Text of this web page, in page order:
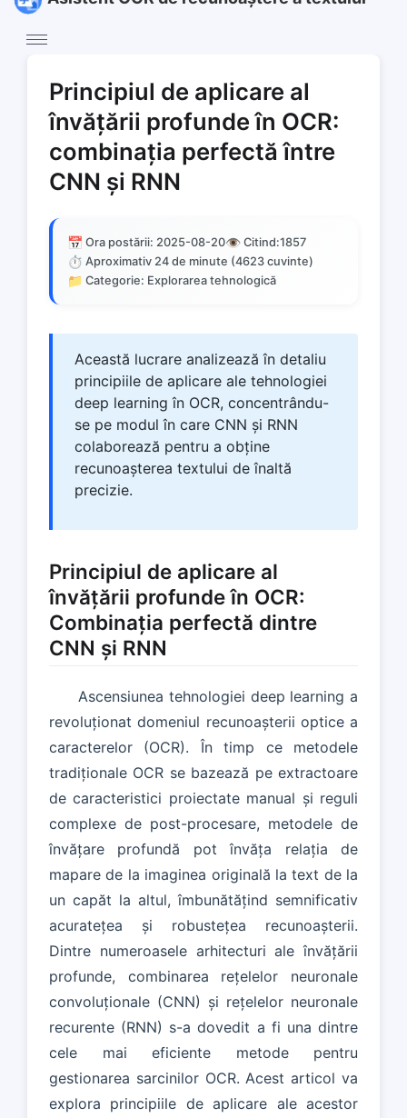
Principiul de aplicare al
învățării profunde în OCR:
combinația perfectă între
CNN și RNN
📅 Ora postării: 2025-08-20👁️ Citind:1857
⏱️ Aproximativ 24 de minute (4623 cuvinte)
📁 Categorie: Explorarea tehnologică
Această lucrare analizează în detaliu
principiile de aplicare ale tehnologiei
deep learning în OCR, concentrându-
se pe modul în care CNN și RNN
colaborează pentru a obține
recunoașterea textului de înaltă
precizie.
Principiul de aplicare al
învățării profunde în OCR:
Combinația perfectă dintre
CNN și RNN
Ascensiunea tehnologiei deep learning a
revoluționat domeniul recunoașterii optice a
caracterelor (OCR). În timp ce metodele
tradiționale OCR se bazează pe extractoare
de caracteristici proiectate manual și reguli
complexe de post-procesare, metodele de
învățare profundă pot învăța relația de
mapare de la imaginea originală la text de la
un capăt la altul, îmbunătățind semnificativ
acuratețea și robustețea recunoașterii.
Dintre numeroasele arhitecturi ale învățării
profunde, combinarea rețelelor neuronale
convoluționale (CNN) și rețelelor neuronale
recurente (RNN) s-a dovedit a fi una dintre
cele mai eficiente metode pentru
gestionarea sarcinilor OCR. Acest articol va
explora principiile de aplicare ale acestor